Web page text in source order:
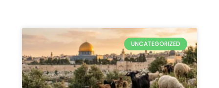
UNCATEGORIZED